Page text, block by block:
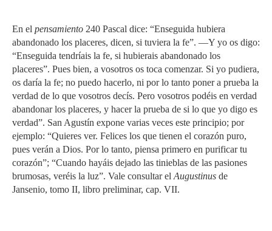
En el pensamiento 240 Pascal dice: “Enseguida hubiera
abandonado los placeres, dicen, si tuviera la fe”. —Y yo os digo:
“Enseguida tendríais la fe, si hubierais abandonado los
placeres”. Pues bien, a vosotros os toca comenzar. Si yo pudiera,
os daría la fe; no puedo hacerlo, ni por lo tanto poner a prueba la
verdad de lo que vosotros decís. Pero vosotros podéis en verdad
abandonar los placeres, y hacer la prueba de si lo que yo digo es
verdad”. San Agustín expone varias veces este principio; por
ejemplo: “Quieres ver. Felices los que tienen el corazón puro,
pues verán a Dios. Por lo tanto, piensa primero en purificar tu
corazón”; “Cuando hayáis dejado las tinieblas de las pasiones
brumosas, veréis la luz”. Vale consultar el Augustinus de
Jansenio, tomo II, libro preliminar, cap. VII.